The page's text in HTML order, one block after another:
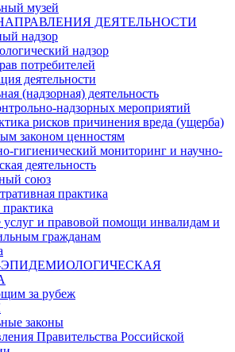
музей
ДЕЯТЕЛЬНОСТИ
надзор
надзор
потребителей
деятельности
(надзорная) деятельность
надзорных мероприятий
рисков причинения вреда (ущерба)
законом ценностям
гигиенический мониторинг и научно-
деятельность
союз
практика
услуг и правовой помощи инвалидам и
гражданам
за рубеж
законы
Правительства Российской